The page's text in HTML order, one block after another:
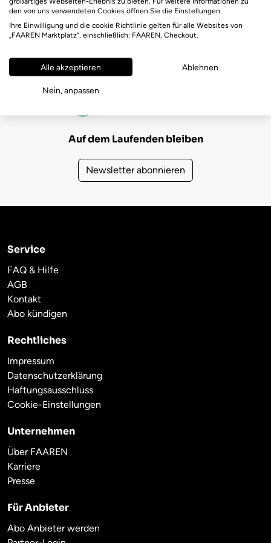
FAAREN Marktplatz Bewertungen
Auf dem Laufenden bleiben
Newsletter abonnieren
Service
FAQ & Hilfe
AGB
Kontakt
Abo kündigen
Rechtliches
Impressum
Datenschutzerklärung
Haftungsausschluss
Cookie-Einstellungen
Unternehmen
Über FAAREN
Karriere
Presse
Für Anbieter
Abo Anbieter werden
den von uns verwendeten Cookies öffnen Sie die Einstellungen.
Ihre Einwilligung und die cookie Richtlinie gelten für alle Websites von
„FAAREN Marktplatz“, einschließlich: FAAREN, Checkout.
Alle akzeptieren Ablehnen
Nein, anpassen